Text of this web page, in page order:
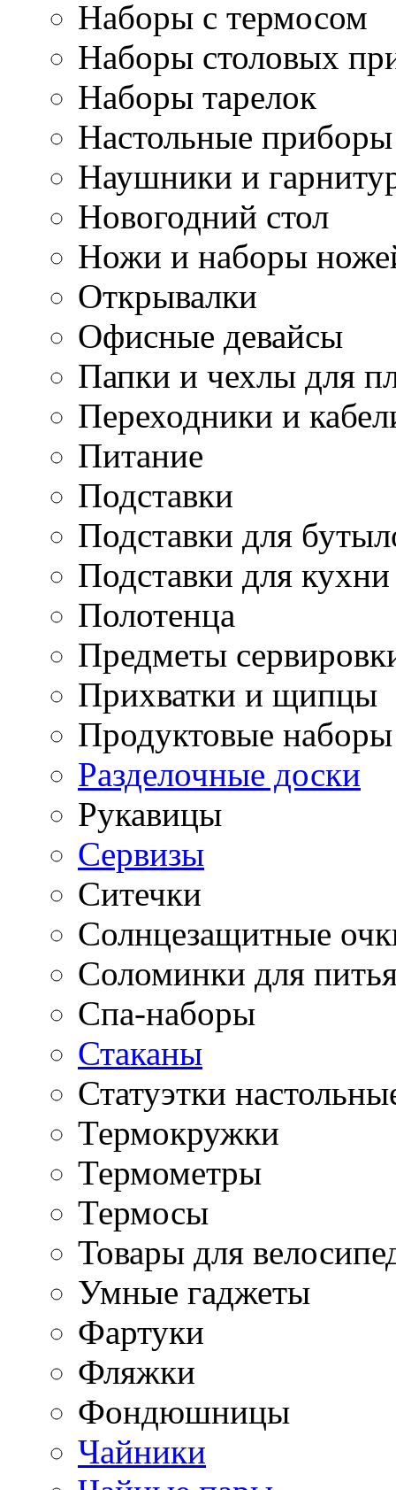
Наборы с термосом
Наборы столовых
Наборы тарелок
Настольные приборы
Наушники и
Новогодний стол
Ножи и наборы
Открывалки
Офисные девайсы
Папки и чехлы для
Переходники и
Питание
Подставки
Подставки для
Подставки для кухни
Полотенца
Предметы
Прихватки и щипцы
Продуктовые наборы
Разделочные доски
Рукавицы
Сервизы
Ситечки
Солнцезащитные
Соломинки для
Спа-наборы
Стаканы
Статуэтки
Термокружки
Термометры
Термосы
Товары для
Умные гаджеты
Фартуки
Фляжки
Фондюшницы
Чайники